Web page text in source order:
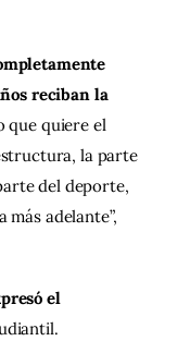
reciban la
que quiere el
la parte
del deporte,
adelante”,
el